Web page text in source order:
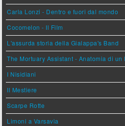
Carla Lonzi - Dentro e fuori dal mondo
Cocomelon - Il Film
L'assurda storia della Gialappa's Band
The Mortuary Assistant - Anatomia di un
I Nisidiani
Il Mestiere
Scarpe Rotte
Limoni a Varsavia